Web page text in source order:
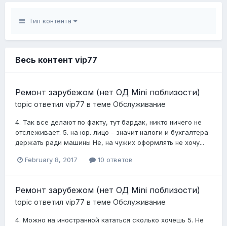
Тип контента
Весь контент vip77
Ремонт зарубежом (нет ОД Mini поблизости)
topic ответил vip77 в теме Обслуживание
4. Так все делают по факту, тут бардак, никто ничего не
отслеживает. 5. на юр. лицо - значит налоги и бухгалтера
держать ради машины Не, на чужих оформлять не хочу...
February 8, 2017 10 ответов
Ремонт зарубежом (нет ОД Mini поблизости)
topic ответил vip77 в теме Обслуживание
4. Можно на иностранной кататься сколько хочешь 5. Не